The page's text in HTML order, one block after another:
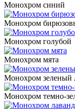
Монохром синий
Монохром
Монохром голубой
Монохром мята
Монохром зеленый
Монохром темно-